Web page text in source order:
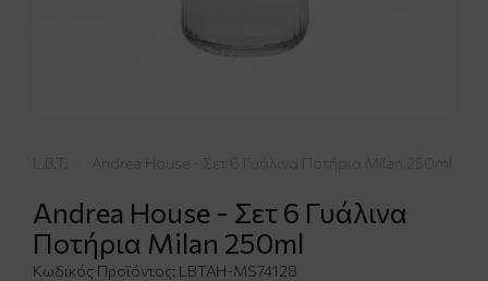
L.B.T. Andrea House - Σετ 6 Γυάλινα Ποτήρια Milan 250ml
Andrea House - Σετ 6 Γυάλινα
Ποτήρια Milan 250ml
Κωδικός Προϊόντος: LBTAH-MS74128